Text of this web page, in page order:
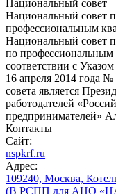
Национальный совет
Национальный совет
профессиональным
Национальный совет
по профессиональным
соответствии с
16 апреля 2014 года
совета является
работодателей
предпринимателей»
Контакты
Сайт:
nspkrf.ru
Адрес:
109240, Москва,
(В РСПП для АНО